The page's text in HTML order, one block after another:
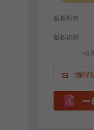
版权所有
版权说明
相
懒得